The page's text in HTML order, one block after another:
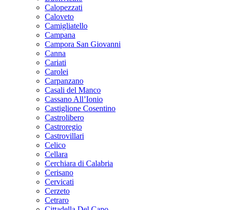
Calopezzati
Caloveto
Camigliatello
Campana
Campora San Giovanni
Canna
Cariati
Carolei
Carpanzano
Casali del Manco
Cassano All’Ionio
Castiglione Cosentino
Castrolibero
Castroregio
Castrovillari
Celico
Cellara
Cerchiara di Calabria
Cerisano
Cervicati
Cerzeto
Cetraro